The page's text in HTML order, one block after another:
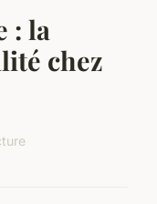
: la
chez